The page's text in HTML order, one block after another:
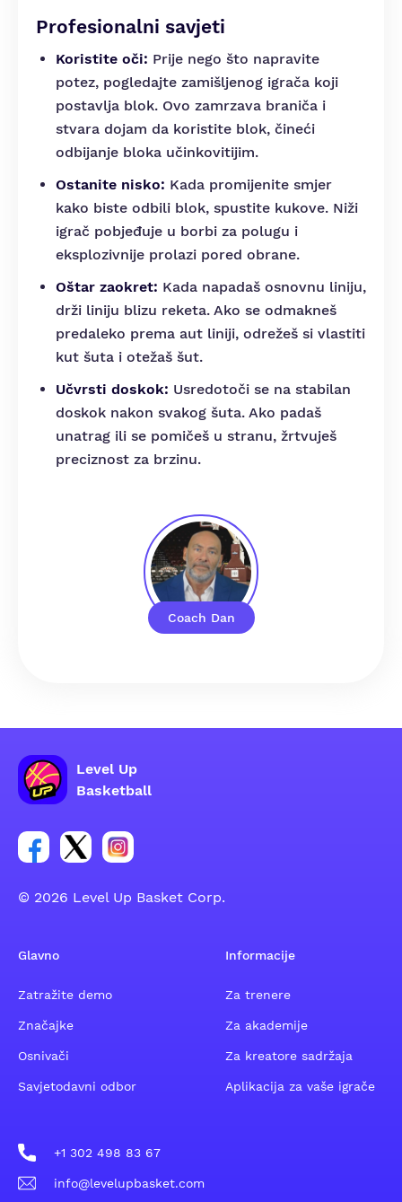
Coach Dan
Profesionalni savjeti
Koristite oči: Prije nego što napravite
potez, pogledajte zamišljenog igrača koji
postavlja blok. Ovo zamrzava braniča i
stvara dojam da koristite blok, čineći
odbijanje bloka učinkovitijim.
Ostanite nisko: Kada promijenite smjer
kako biste odbili blok, spustite kukove. Niži
igrač pobjeđuje u borbi za polugu i
eksplozivnije prolazi pored obrane.
Oštar zaokret: Kada napadaš osnovnu liniju,
drži liniju blizu reketa. Ako se odmakneš
predaleko prema aut liniji, odrežeš si vlastiti
kut šuta i otežaš šut.
Učvrsti doskok: Usredotoči se na stabilan
doskok nakon svakog šuta. Ako padaš
unatrag ili se pomičeš u stranu, žrtvuješ
preciznost za brzinu.
Level Up
Basketball
Poveznica za Facebook grupu
Poveznica za Twitter grupu
Poveznica za Instagram grupu
© 2026 Level Up Basket Corp.
Glavno
Zatražite demo
Značajke
Osnivači
Savjetodavni odbor
Informacije
Za trenere
Za akademije
Za kreatore sadržaja
Aplikacija za vaše igrače
+1 302 498 83 67
info@levelupbasket.com